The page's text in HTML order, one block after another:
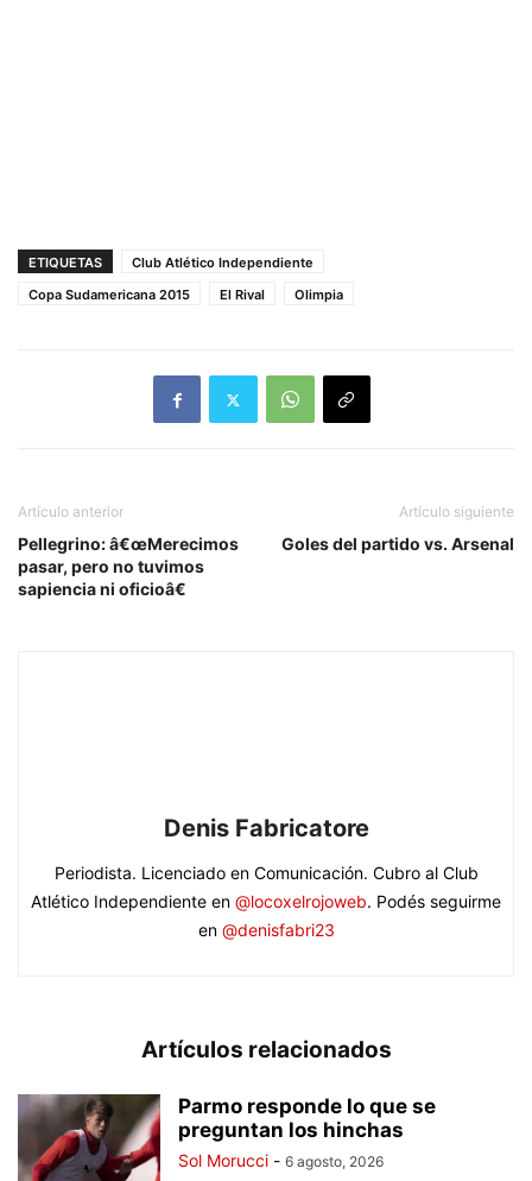
ETIQUETAS
Club Atlético Independiente
Copa Sudamericana 2015
El Rival Olimpia
Artículo anterior
Pellegrino: â€œMerecimos
pasar, pero no tuvimos
sapiencia ni oficioâ€
Artículo siguiente
Goles del partido vs. Arsenal
Denis Fabricatore
Periodista. Licenciado en Comunicación. Cubro al Club
Atlético Independiente en @locoxelrojoweb. Podés seguirme
en @denisfabri23
Artículos relacionados
Parmo responde lo que se
preguntan los hinchas
Sol Morucci - 6 agosto, 2026